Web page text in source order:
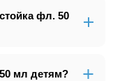
фл. 50
мл детям?